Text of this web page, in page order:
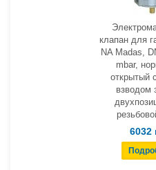
клапан для
NA Madas,
mbar,
открытый
взводом
6032